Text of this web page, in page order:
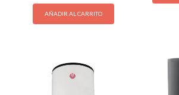
AÑADIR AL CARRITO